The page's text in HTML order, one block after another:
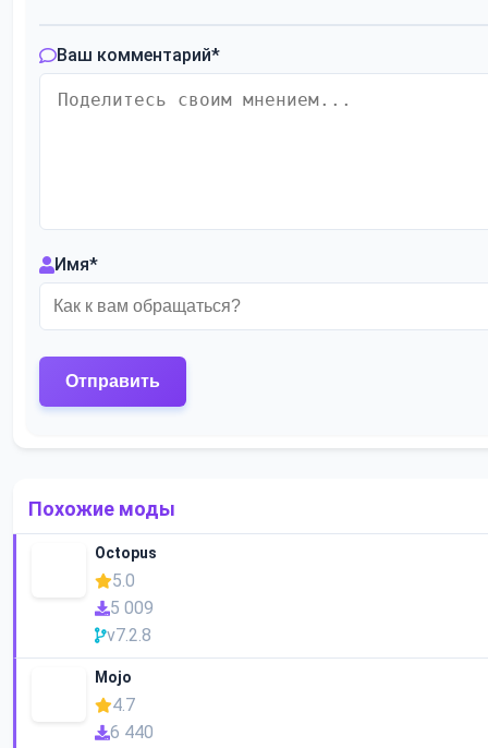
Ваш комментарий*
Имя*
Похожие моды
Octopus
5.0
5 009
v7.2.8
Mojo
4.7
6 440